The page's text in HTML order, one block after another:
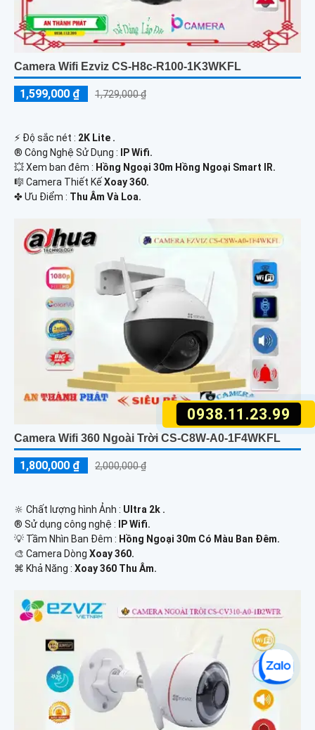
0938.11.23.99
Camera Wifi Ezviz CS-H8c-R100-1K3WKFL
1,599,000 ₫ 1,729,000 ₫
️⚡ Độ sắc nét : 2K Lite .
®️ Công Nghệ Sử Dụng : IP Wifi.
💥 Xem ban đêm : Hồng Ngoại 30m Hồng Ngoại Smart IR.
🎼️ Camera Thiết KếXoay 360.
️✤ Ưu Điểm : Thu Âm Và Loa.
Camera Wifi 360 Ngoài Trời CS-C8W-A0-1F4WKFL
1,800,000 ₫ 2,000,000 ₫
🔆 Chất lượng hình Ảnh : Ultra 2k .
®️ Sử dụng công nghệ :
IP Wifi.
💡 Tầm Nhìn Ban Đêm : Hồng Ngoại 30m Có Màu Ban Đêm.
🎨 Camera Dòng Xoay 360.
️⌘ Khả Năng : Xoay 360 Thu Âm.